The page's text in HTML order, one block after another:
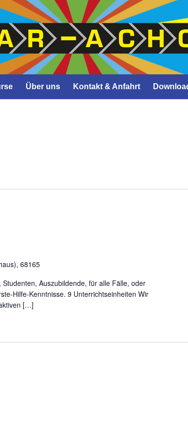
Über uns Kontakt & Anfahrt
68165
Auszubildende, für alle Fälle, oder
Hilfe-Kenntnisse. 9 Unterrichtseinheiten Wir
[…]